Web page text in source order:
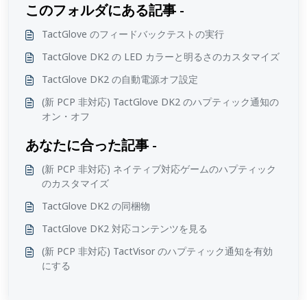
このフォルダにある記事 -
TactGlove のフィードバックテストの実行
TactGlove DK2 の LED カラーと明るさのカスタマイズ
TactGlove DK2 の自動電源オフ設定
(新 PCP 非対応) TactGlove DK2 のハプティック通知の
オン・オフ
あなたに合った記事 -
(新 PCP 非対応) ネイティブ対応ゲームのハプティック
のカスタマイズ
TactGlove DK2 の同梱物
TactGlove DK2 対応コンテンツを見る
(新 PCP 非対応) TactVisor のハプティック通知を有効
にする